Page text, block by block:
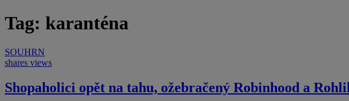
Tag: karanténa
SOUHRN
shares views
Shopaholici opět na tahu, ožebračený Robinhood a